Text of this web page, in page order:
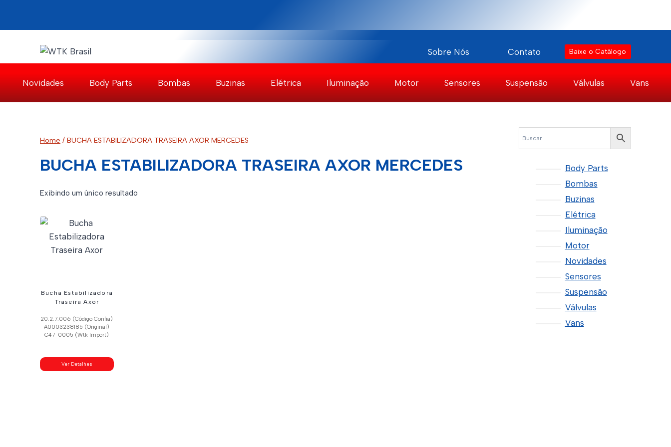
o
Sobre Nós Contato Baixe o Catálogo
Novidades Body Parts Bombas Buzinas Elétrica Iluminação Motor Sensores Suspensão Válvulas Vans
Home / BUCHA ESTABILIZADORA TRASEIRA AXOR MERCEDES
BUCHA ESTABILIZADORA TRASEIRA AXOR MERCEDES
Exibindo um único resultado
Bucha Estabilizadora
Traseira Axor
20.2.7.006 (Código Confia)
A0003238185 (Original)
C47-0005 (Wtk Import)
Ver Detalhes
Body Parts
Bombas
Buzinas
Elétrica
Iluminação
Motor
Novidades
Sensores
Suspensão
Válvulas
Vans